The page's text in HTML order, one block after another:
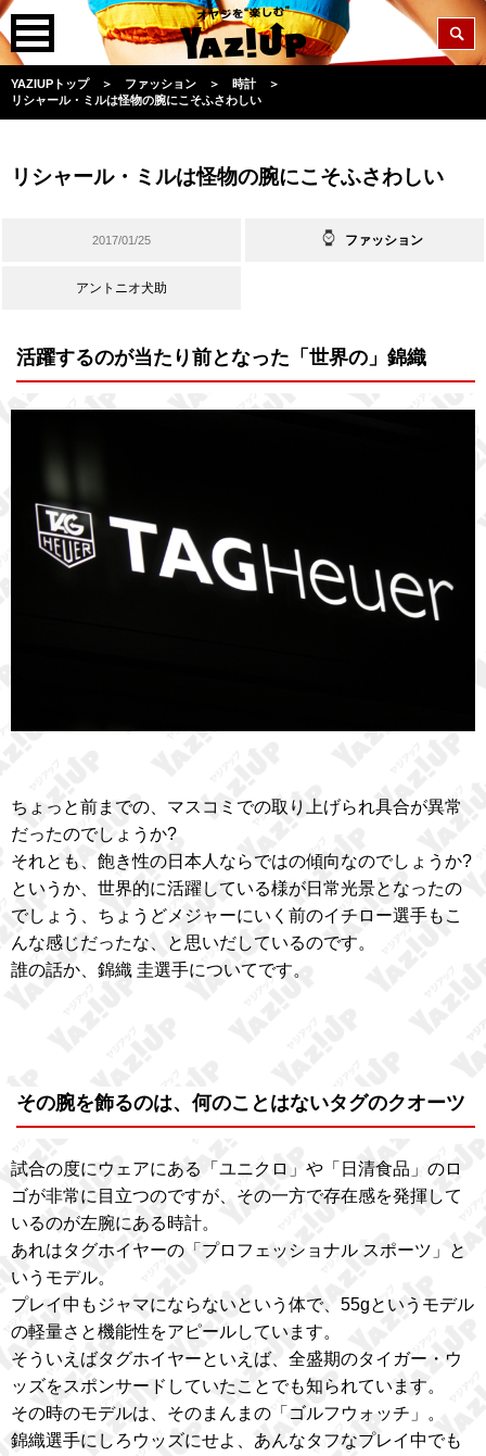
YAZIUPトップ ＞ ファッション ＞ 時計
＞
リシャール・ミルは怪物の腕にこそふさわしい
リシャール・ミルは怪物の腕にこそふさわしい
2017/01/25 ファッション
アントニオ犬助
活躍するのが当たり前となった「世界の」錦織
ちょっと前までの、マスコミでの取り上げられ具合が異常
だったのでしょうか?
それとも、飽き性の日本人ならではの傾向なのでしょうか?
というか、世界的に活躍している様が日常光景となったの
でしょう、ちょうどメジャーにいく前のイチロー選手もこ
んな感じだったな、と思いだしているのです。
誰の話か、錦織 圭選手についてです。
その腕を飾るのは、何のことはないタグのクオーツ
試合の度にウェアにある「ユニクロ」や「日清食品」のロ
ゴが非常に目立つのですが、その一方で存在感を発揮して
いるのが左腕にある時計。
あれはタグホイヤーの「プロフェッショナル スポーツ」と
いうモデル。
プレイ中もジャマにならないという体で、55gというモデル
の軽量さと機能性をアピールしています。
そういえばタグホイヤーといえば、全盛期のタイガー・ウ
ッズをスポンサードしていたことでも知られています。
その時のモデルは、そのまんまの「ゴルフウォッチ」。
錦織選手にしろウッズにせよ、あんなタフなプレイ中でも